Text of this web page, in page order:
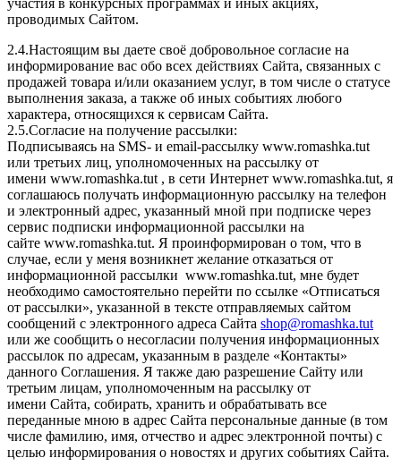
проводимых Сайтом.
2.4.Настоящим вы даете своё добровольное согласие на
информирование вас обо всех действиях Сайта, связанных с
продажей товара и/или оказанием услуг, в том числе о статусе
выполнения заказа, а также об иных событиях любого
характера, относящихся к сервисам Сайта.
2.5.Согласие на получение рассылки:
Подписываясь на SMS- и email-рассылку www.romashka.tut
или третьих лиц, уполномоченных на рассылку от
имени www.romashka.tut , в сети Интернет www.romashka.tut, я
соглашаюсь получать информационную рассылку на телефон
и электронный адрес, указанный мной при подписке через
сервис подписки информационной рассылки на
сайте www.romashka.tut. Я проинформирован о том, что в
случае, если у меня возникнет желание отказаться от
информационной рассылки www.romashka.tut, мне будет
необходимо самостоятельно перейти по ссылке «Отписаться
от рассылки», указанной в тексте отправляемых сайтом
сообщений с электронного адреса Сайта shop@romashka.tut
или же сообщить о несогласии получения информационных
рассылок по адресам, указанным в разделе «Контакты»
данного Соглашения. Я также даю разрешение Сайту или
третьим лицам, уполномоченным на рассылку от
имени Сайта, собирать, хранить и обрабатывать все
переданные мною в адрес Сайта персональные данные (в том
числе фамилию, имя, отчество и адрес электронной почты) с
целью информирования о новостях и других событиях Сайта.